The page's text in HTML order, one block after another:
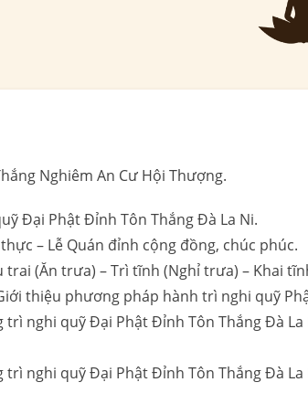
Nghiêm An Cư Hội Thượng.
Đại Phật Đỉnh Tôn Thắng Đà La Ni.
– Lễ Quán đỉnh cộng đồng, chúc phúc.
trai (Ăn trưa) – Trì tĩnh (Nghỉ trưa) – Khai
thiệu phương pháp hành trì nghi quỹ
trì nghi quỹ Đại Phật Đỉnh Tôn Thắng Đà La
trì nghi quỹ Đại Phật Đỉnh Tôn Thắng Đà La